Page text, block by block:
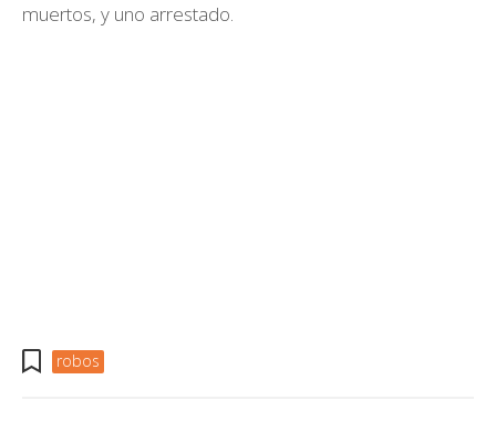
muertos, y uno arrestado.
robos